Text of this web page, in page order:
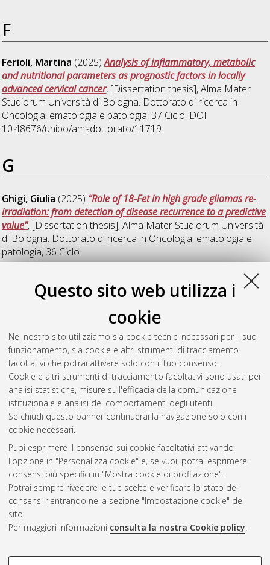
Questo sito web utilizza i
cookie
Nel nostro sito utilizziamo sia cookie tecnici necessari per il suo
funzionamento, sia cookie e altri strumenti di tracciamento
facoltativi che potrai attivare solo con il tuo consenso.
Cookie e altri strumenti di tracciamento facoltativi sono usati per
analisi statistiche, misure sull'efficacia della comunicazione
istituzionale e analisi dei comportamenti degli utenti.
Se chiudi questo banner continuerai la navigazione solo con i
cookie necessari.
Puoi esprimere il consenso sui cookie facoltativi attivando
l'opzione in "Personalizza cookie" e, se vuoi, potrai esprimere
consensi più specifici in "Mostra cookie di profilazione".
Potrai sempre rivedere le tue scelte e verificare lo stato dei
consensi rientrando nella sezione "Impostazione cookie" del
sito.
Per maggiori informazioni consulta la nostra Cookie policy.
COOKIE DI PROFILAZIONE -
F
Ferioli, Martina (2025)Analysis of inflammatory, metabolic
and nutritional parameters as prognostic factors in locally
advanced cervical cancer, [Dissertation thesis], Alma Mater
Studiorum Università di Bologna. Dottorato di ricerca in
Oncologia, ematologia e patologia, 37 Ciclo. DOI
10.48676/unibo/amsdottorato/11719.
G
Ghigi, Giulia (2025) “Role of 18-Fet in high grade gliomas re-
irradiation: from detection of disease recurrence to a predictive
value", [Dissertation thesis], Alma Mater Studiorum Università
di Bologna. Dottorato di ricerca in Oncologia, ematologia e
patologia, 36 Ciclo.
Therapy reirradiation for locally recurrent rectal cancer: clinical
outcome, toxicity and dosimetric comparison from a single
, [Dissertation thesis], Alma Mater Studiorum
Università di Bologna. Dottorato di ricerca in
ematologia e patologia, 37 Ciclo. DOI
10.48676/unibo/amsdottorato/12215.
Questa lista e' stata generata il Thu Aug 6 20:35:36 2026
Atom
Rss 1.0
Rss 2.0
ISSN: 2038-7946
Impostazioni Cookie